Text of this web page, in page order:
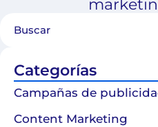
Categorías
Campañas de
Content Marketing